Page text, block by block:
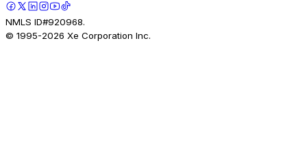
NMLS ID#920968.
© 1995-2026 Xe Corporation Inc.